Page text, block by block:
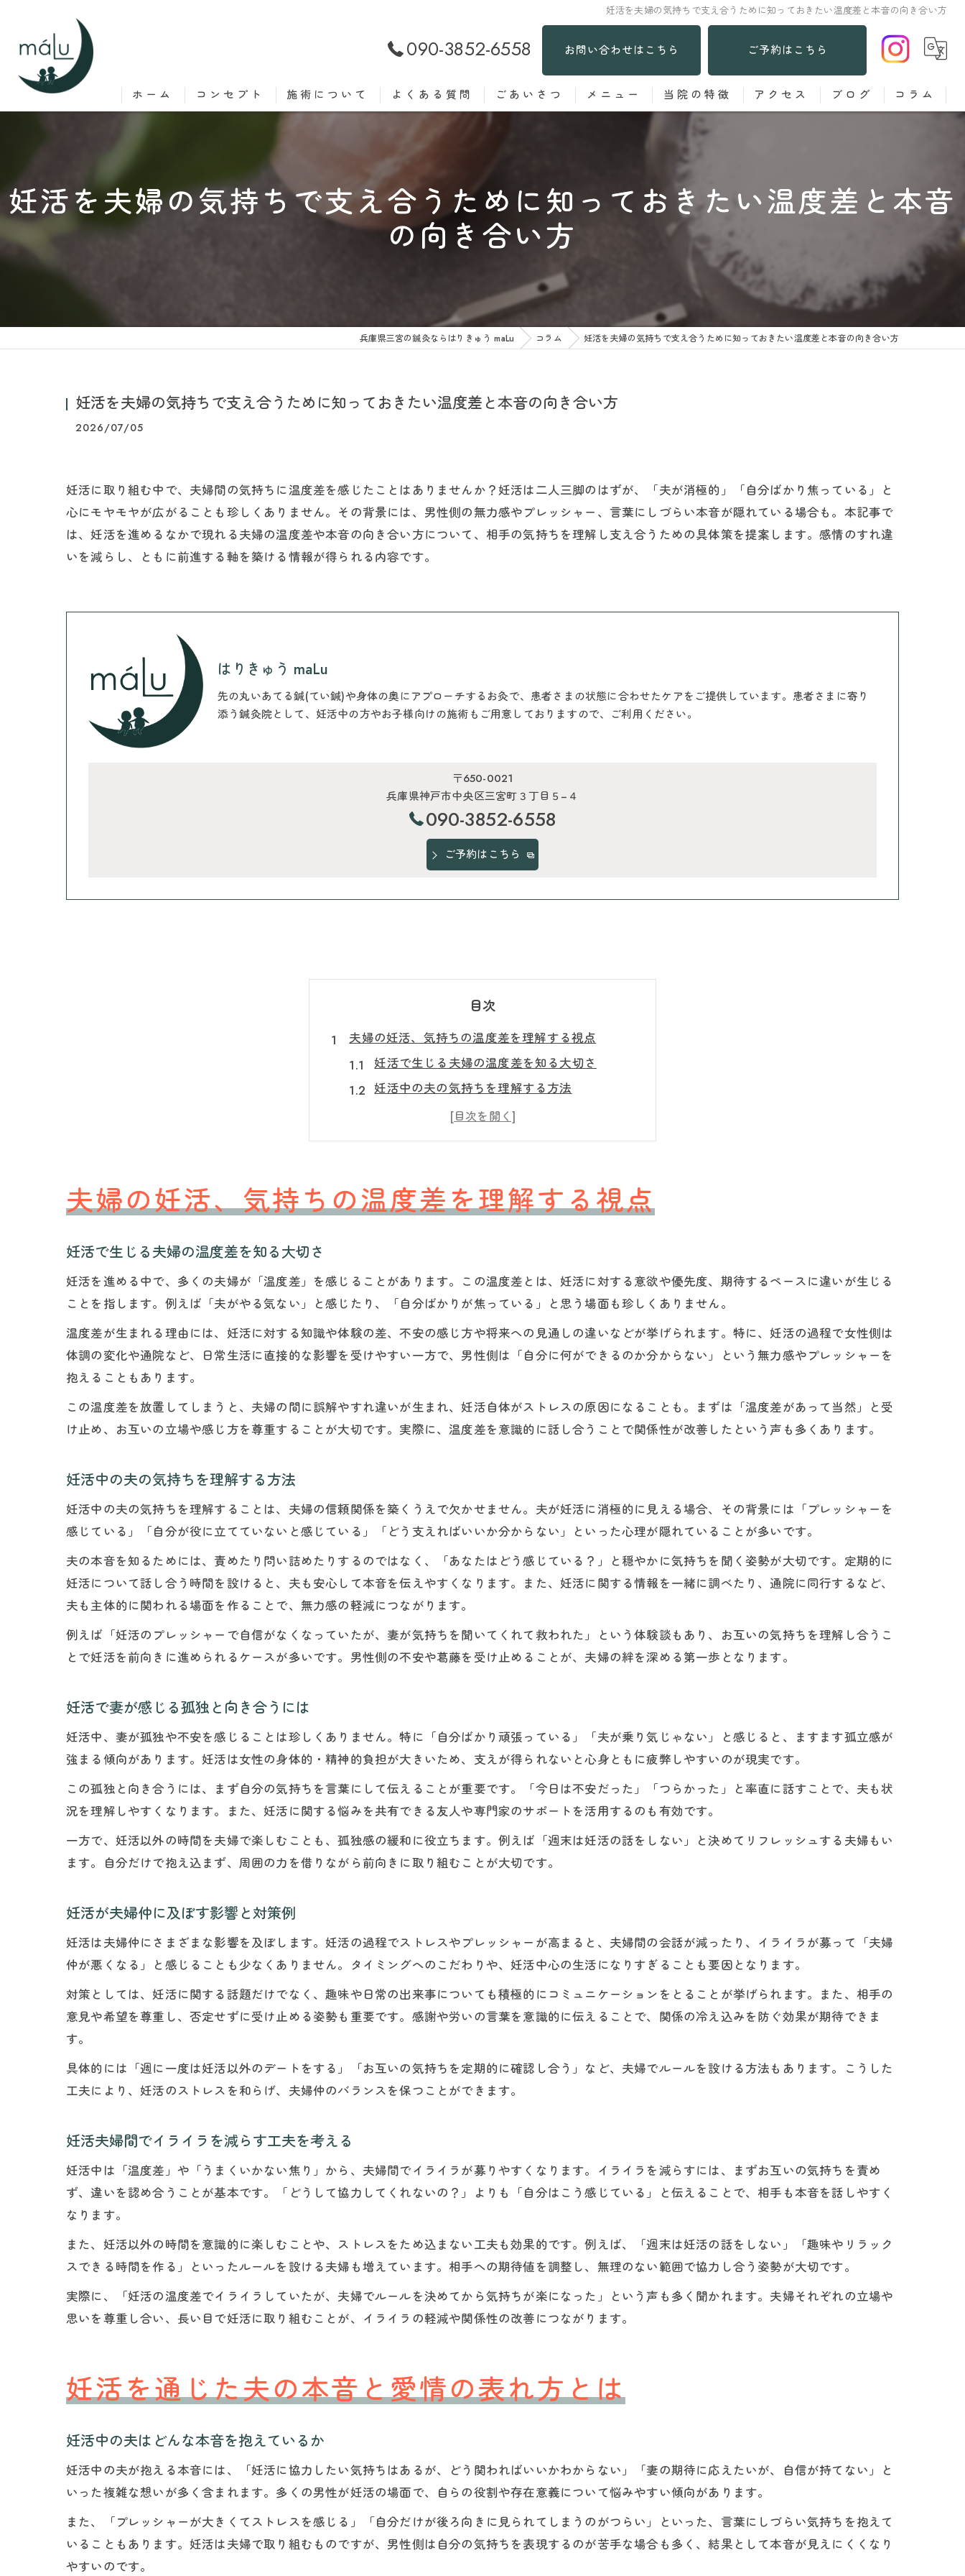
妊活を夫婦の気持ちで支え合うために知っておきたい温度差と本音の向き合い方
090-3852-6558 お問い合わせはこちら ご予約はこちら
ホーム コンセプト 施術について よくある質問 ごあいさつ メニュー 当院の特徴
あてる鍼
お灸
子ども
アクセス ブログ コラム
妊活を夫婦の気持ちで支え合うために知っておきたい温度差と本音
の向き合い方
兵庫県三宮の鍼灸ならはりきゅう maLu コラム 妊活を夫婦の気持ちで支え合うために知っておきたい温度差と本音の向き合い方
妊活を夫婦の気持ちで支え合うために知っておきたい温度差と本音の向き合い方
2026/07/05
妊活に取り組む中で、夫婦間の気持ちに温度差を感じたことはありませんか？妊活は二人三脚のはずが、「夫が消極的」「自分ばかり焦っている」と
心にモヤモヤが広がることも珍しくありません。その背景には、男性側の無力感やプレッシャー、言葉にしづらい本音が隠れている場合も。本記事で
は、妊活を進めるなかで現れる夫婦の温度差や本音の向き合い方について、相手の気持ちを理解し支え合うための具体策を提案します。感情のすれ違
いを減らし、ともに前進する軸を築ける情報が得られる内容です。
はりきゅう maLu
先の丸いあてる鍼(てい鍼)や身体の奥にアプローチするお灸で、患者さまの状態に合わせたケアをご提供しています。患者さまに寄り
添う鍼灸院として、妊活中の方やお子様向けの施術もご用意しておりますので、ご利用ください。
〒650-0021
兵庫県神戸市中央区三宮町３丁目５−４
090-3852-6558
ご予約はこちら
目次
夫婦の妊活、気持ちの温度差を理解する視点
妊活で生じる夫婦の温度差を知る大切さ
妊活中の夫の気持ちを理解する方法
妊活で妻が感じる孤独と向き合うには
妊活が夫婦仲に及ぼす影響と対策例
妊活を通じた夫の本音と愛情の表れ方とは
妊活中の夫はどんな本音を抱えているか
妊活における男性の無力感とその正体
妊活で夫が避けたい本音の伝え方を考える
気持ちがすれ違う時の妊活コミュニケーション術
妊活で気持ちがズレた時の対話のコツ
妊活における気持ちの橋渡しの工夫
妊活の話し合いをうまく進めるポイント
妊活中に心が離れそうな時の対処法
妊活で夫婦仲が悪くなる前にできる工夫
妊活中の危機を乗り越える夫婦のルール
妊活で孤独を感じた時の気持ちの整え方
妊活の停滞期に支え合うためのヒント
温度差やイライラを減らす妊活中の工夫
妊活の温度差を埋める日常の工夫
妊活中も笑顔で過ごすコツとポイント
妊活中にできる気持ちのリフレッシュ法
二人で歩む妊活、気持ちをそろえるヒント
妊活を夫婦のプロジェクトに再定義しよう
妊活中の情報共有がもたらす安心感の理由
妊活は二人で進めるものと意識する大切さ
夫婦の妊活、気持ちの温度差を理解する視点
妊活で生じる夫婦の温度差を知る大切さ
妊活を進める中で、多くの夫婦が「温度差」を感じることがあります。この温度差とは、妊活に対する意欲や優先度、期待するペースに違いが生じる
ことを指します。例えば「夫がやる気ない」と感じたり、「自分ばかりが焦っている」と思う場面も珍しくありません。
温度差が生まれる理由には、妊活に対する知識や体験の差、不安の感じ方や将来への見通しの違いなどが挙げられます。特に、妊活の過程で女性側は
体調の変化や通院など、日常生活に直接的な影響を受けやすい一方で、男性側は「自分に何ができるのか分からない」という無力感やプレッシャーを
抱えることもあります。
この温度差を放置してしまうと、夫婦の間に誤解やすれ違いが生まれ、妊活自体がストレスの原因になることも。まずは「温度差があって当然」と受
け止め、お互いの立場や感じ方を尊重することが大切です。実際に、温度差を意識的に話し合うことで関係性が改善したという声も多くあります。
妊活中の夫の気持ちを理解する方法
妊活中の夫の気持ちを理解することは、夫婦の信頼関係を築くうえで欠かせません。夫が妊活に消極的に見える場合、その背景には「プレッシャーを
感じている」「自分が役に立てていないと感じている」「どう支えればいいか分からない」といった心理が隠れていることが多いです。
夫の本音を知るためには、責めたり問い詰めたりするのではなく、「あなたはどう感じている？」と穏やかに気持ちを聞く姿勢が大切です。定期的に
妊活について話し合う時間を設けると、夫も安心して本音を伝えやすくなります。また、妊活に関する情報を一緒に調べたり、通院に同行するなど、
夫も主体的に関われる場面を作ることで、無力感の軽減につながります。
例えば「妊活のプレッシャーで自信がなくなっていたが、妻が気持ちを聞いてくれて救われた」という体験談もあり、お互いの気持ちを理解し合うこ
とで妊活を前向きに進められるケースが多いです。男性側の不安や葛藤を受け止めることが、夫婦の絆を深める第一歩となります。
妊活で妻が感じる孤独と向き合うには
妊活中、妻が孤独や不安を感じることは珍しくありません。特に「自分ばかり頑張っている」「夫が乗り気じゃない」と感じると、ますます孤立感が
強まる傾向があります。妊活は女性の身体的・精神的負担が大きいため、支えが得られないと心身ともに疲弊しやすいのが現実です。
この孤独と向き合うには、まず自分の気持ちを言葉にして伝えることが重要です。「今日は不安だった」「つらかった」と率直に話すことで、夫も状
況を理解しやすくなります。また、妊活に関する悩みを共有できる友人や専門家のサポートを活用するのも有効です。
一方で、妊活以外の時間を夫婦で楽しむことも、孤独感の緩和に役立ちます。例えば「週末は妊活の話をしない」と決めてリフレッシュする夫婦もい
ます。自分だけで抱え込まず、周囲の力を借りながら前向きに取り組むことが大切です。
妊活が夫婦仲に及ぼす影響と対策例
妊活は夫婦仲にさまざまな影響を及ぼします。妊活の過程でストレスやプレッシャーが高まると、夫婦間の会話が減ったり、イライラが募って「夫婦
仲が悪くなる」と感じることも少なくありません。タイミングへのこだわりや、妊活中心の生活になりすぎることも要因となります。
対策としては、妊活に関する話題だけでなく、趣味や日常の出来事についても積極的にコミュニケーションをとることが挙げられます。また、相手の
意見や希望を尊重し、否定せずに受け止める姿勢も重要です。感謝や労いの言葉を意識的に伝えることで、関係の冷え込みを防ぐ効果が期待できま
す。
具体的には「週に一度は妊活以外のデートをする」「お互いの気持ちを定期的に確認し合う」など、夫婦でルールを設ける方法もあります。こうした
工夫により、妊活のストレスを和らげ、夫婦仲のバランスを保つことができます。
妊活夫婦間でイライラを減らす工夫を考える
妊活中は「温度差」や「うまくいかない焦り」から、夫婦間でイライラが募りやすくなります。イライラを減らすには、まずお互いの気持ちを責め
ず、違いを認め合うことが基本です。「どうして協力してくれないの？」よりも「自分はこう感じている」と伝えることで、相手も本音を話しやすく
なります。
また、妊活以外の時間を意識的に楽しむことや、ストレスをため込まない工夫も効果的です。例えば、「週末は妊活の話をしない」「趣味やリラック
スできる時間を作る」といったルールを設ける夫婦も増えています。相手への期待値を調整し、無理のない範囲で協力し合う姿勢が大切です。
実際に、「妊活の温度差でイライラしていたが、夫婦でルールを決めてから気持ちが楽になった」という声も多く聞かれます。夫婦それぞれの立場や
思いを尊重し合い、長い目で妊活に取り組むことが、イライラの軽減や関係性の改善につながります。
妊活を通じた夫の本音と愛情の表れ方とは
妊活中の夫はどんな本音を抱えているか
妊活中の夫が抱える本音には、「妊活に協力したい気持ちはあるが、どう関わればいいかわからない」「妻の期待に応えたいが、自信が持てない」と
いった複雑な想いが多く含まれます。多くの男性が妊活の場面で、自らの役割や存在意義について悩みやすい傾向があります。
また、「プレッシャーが大きくてストレスを感じる」「自分だけが後ろ向きに見られてしまうのがつらい」といった、言葉にしづらい気持ちを抱えて
いることもあります。妊活は夫婦で取り組むものですが、男性側は自分の気持ちを表現するのが苦手な場合も多く、結果として本音が見えにくくなり
やすいのです。
ご予約はこちら
ご予約はこちら